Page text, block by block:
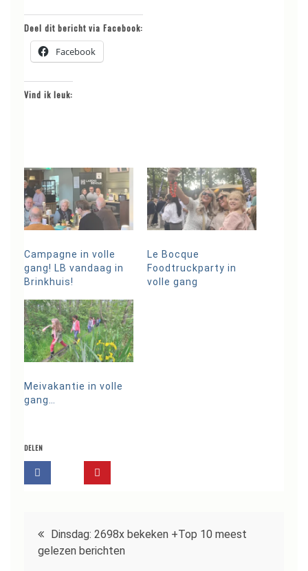
Deel dit bericht via Facebook:
Facebook
Vind ik leuk:
Campagne in volle
gang! LB vandaag in
Brinkhuis!
Le Bocque
Foodtruckparty in
volle gang
Meivakantie in volle
gang…
DELEN
Bericht
navigatie
Dinsdag: 2698x bekeken +Top 10 meest
gelezen berichten